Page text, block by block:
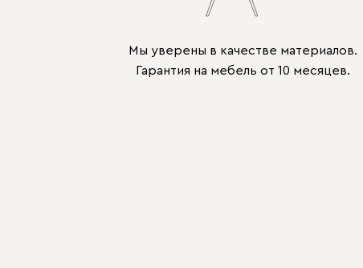
Мы уверены в качестве материалов.
Гарантия на мебель от 10 месяцев.